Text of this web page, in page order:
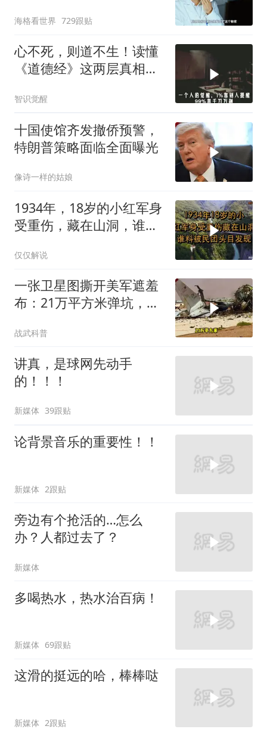
海格看世界 729跟贴
心不死，则道不生！读懂
《道德经》这两层真相，
智识觉醒
十国使馆齐发撤侨预警，
特朗普策略面临全面曝光
像诗一样的姑娘
1934年，18岁的小红军身
受重伤，藏在山洞，谁料
仅仅解说
一张卫星图撕开美军遮羞
布：21万平方米弹坑，美
藏不住了
战武科普
讲真，是球网先动手
的！！！
新媒体 39跟贴
论背景音乐的重要性！！
新媒体 2跟贴
旁边有个抢活的…怎么
办？人都过去了？
新媒体
多喝热水，热水治百病！
新媒体 69跟贴
这滑的挺远的哈，棒棒哒
新媒体 2跟贴